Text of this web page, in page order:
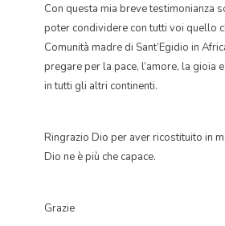
Con questa mia breve testimonianza
poter condividere con tutti voi quello
Comunità madre di Sant’Egidio in
pregare per la pace, l’amore, la gioia
in tutti gli altri continenti.
Ringrazio Dio per aver ricostituito in
Dio ne è più che capace.
Grazie